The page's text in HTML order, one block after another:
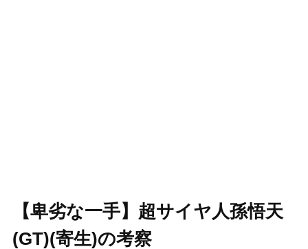
【卑劣な一手】超サイヤ人孫悟天
(GT)(寄生)の考察